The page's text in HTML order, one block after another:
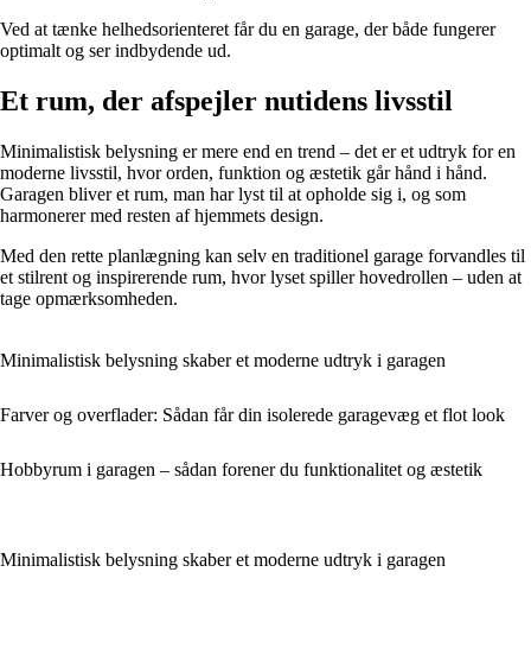
Ved at tænke helhedsorienteret får du en garage, der både fungerer
optimalt og ser indbydende ud.
Et rum, der afspejler nutidens livsstil
Minimalistisk belysning er mere end en trend – det er et udtryk for en
moderne livsstil, hvor orden, funktion og æstetik går hånd i hånd.
Garagen bliver et rum, man har lyst til at opholde sig i, og som
harmonerer med resten af hjemmets design.
Med den rette planlægning kan selv en traditionel garage forvandles til
et stilrent og inspirerende rum, hvor lyset spiller hovedrollen – uden at
tage opmærksomheden.
Minimalistisk belysning skaber et moderne udtryk i garagen
Farver og overflader: Sådan får din isolerede garagevæg et flot look
Hobbyrum i garagen – sådan forener du funktionalitet og æstetik
Minimalistisk belysning skaber et moderne udtryk i garagen